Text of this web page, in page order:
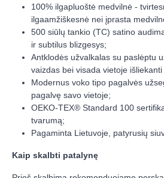
100% ilgapluoštė medvilnė -
ilgaamžiškesnė nei įprasta
500 siūlų tankio (TC) satino
ir subtilus blizgesys;
Antklodės užvalkalas su paslėptu
vaizdas bei visada vietoje
Modernus voko tipo pagalvės
pagalvę savo vietoje;
OEKO-TEX® Standard 100
tvarumą;
Pagaminta Lietuvoje, patyrusių
Kaip skalbti patalynę